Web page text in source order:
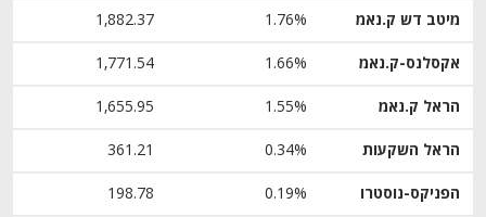
מיטב דש ק.נאמ 1.76%
1,882.37
אקסלנס-ק.נאמ 1.66%
1,771.54
הראל ק.נאמ 1.55%
1,655.95
הראל השקעות 0.34%
361.21
הפניקס-נוסטרו 0.19%
198.78